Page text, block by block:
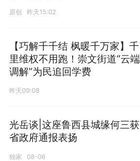
原创 昨天15:02
【巧解千千结 枫暖千万家】千
里维权不用跑！崇文街道“云端
调解”为民追回学费
昨天09:08
光岳谈|这座鲁西县城缘何三获
省政府通报表扬
独家 08-06